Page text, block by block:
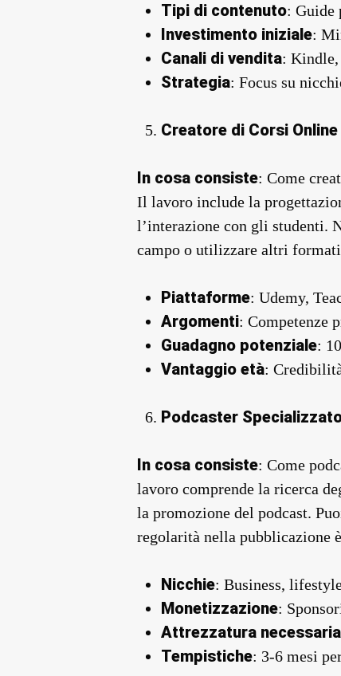
Tipi di contenuto: Guide
Investimento iniziale:
Canali di vendita: Kindle,
Strategia: Focus su
Creatore di Corsi Online
In cosa consiste: Come
Il lavoro include la
l’interazione con gli studenti.
campo o utilizzare altri
Piattaforme: Udemy,
Argomenti: Competenze
Guadagno potenziale:
Vantaggio età:
Podcaster
In cosa consiste: Come
lavoro comprende la ricerca
la promozione del podcast.
regolarità nella pubblicazione
Nicchie: Business,
Monetizzazione:
Attrezzatura necessaria
Tempistiche: 3-6 mesi